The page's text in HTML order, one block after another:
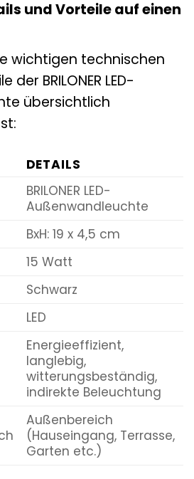
und Vorteile auf einen
wichtigen technischen
BRILONER LED-
übersichtlich
DETAILS
BRILONER LED-
Außenwandleuchte
BxH: 19 x 4,5 cm
15 Watt
Schwarz
LED
Energieeffizient,
langlebig,
witterungsbeständig,
indirekte Beleuchtung
Außenbereich
(Hauseingang, Terrasse,
Garten etc.)